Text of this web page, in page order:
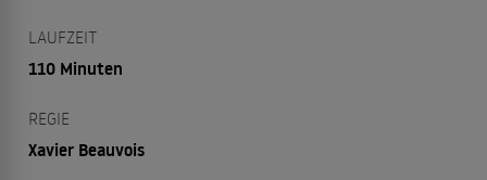
LAUFZEIT
110 Minuten
REGIE
Xavier Beauvois